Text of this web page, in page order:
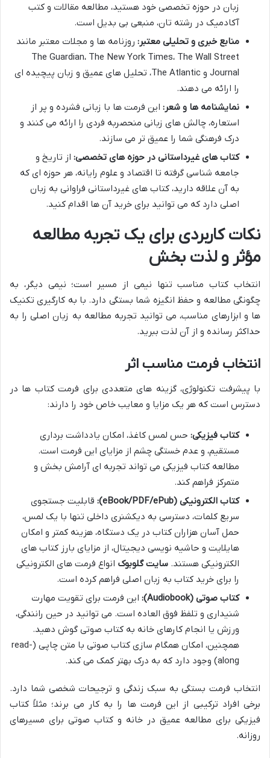
زبان در حوزه تخصصی خود هستید، مطالعه مقالات و کتب
آکادمیک در رشته تان، منبعی بی بدیل است.
منابع خبری و تحلیلی معتبر: روزنامه ها و مجلات معتبر مانند
The Guardian، The New York Times، The Wall Street
Journal و The Atlantic، تحلیل های عمیق و زبان پیچیده ای
را ارائه می دهند.
نمایشنامه ها و شعر: این فرمت ها با زبانی فشرده و پر از
استعاره، چالش های زبانی منحصربه فردی را ارائه می کنند و
درک فرهنگی شما را عمیق تر می سازند.
کتاب های غیرداستانی در حوزه های تخصصی: از تاریخ و
جامعه شناسی گرفته تا اقتصاد و علوم رایانه، هر حوزه ای که
به آن علاقه دارید، کتاب های غیرداستانی فراوانی به زبان
اصلی دارد که می توانید برای خرید آن ها اقدام کنید.
نکات کاربردی برای یک تجربه مطالعه
مؤثر و لذت بخش
انتخاب کتاب مناسب تنها نیمی از مسیر است؛ نیمی دیگر، به
چگونگی مطالعه و حفظ انگیزه شما بستگی دارد. با به کارگیری تکنیک
ها و ابزارهای مناسب، می توانید تجربه مطالعه به زبان اصلی را به
حداکثر رسانده و از آن لذت ببرید.
انتخاب فرمت مناسب اثر
با پیشرفت تکنولوژی، گزینه های متعددی برای فرمت کتاب ها در
دسترس است که هر یک مزایا و معایب خاص خود را دارند:
کتاب فیزیکی: حس لمس کاغذ، امکان یادداشت برداری
مستقیم، و عدم خستگی چشم از مزایای این فرمت است.
مطالعه کتاب فیزیکی می تواند تجربه ای آرامش بخش و
متمرکز فراهم کند.
کتاب الکترونیکی (eBook/PDF/ePub):
قابلیت جستجوی
سریع کلمات، دسترسی به دیکشنری داخلی تنها با یک لمس،
حمل آسان هزاران کتاب در یک دستگاه، هزینه کمتر و امکان
هایلایت و حاشیه نویسی دیجیتال، از مزایای بارز کتاب های
الکترونیکی هستند. سایت گلوبوک انواع فرمت های الکترونیکی
را برای خرید کتاب به زبان اصلی فراهم کرده است.
کتاب صوتی (Audiobook):
این فرمت برای تقویت مهارت
شنیداری و تلفظ فوق العاده است. می توانید در حین رانندگی،
ورزش یا انجام کارهای خانه به کتاب صوتی گوش دهید.
همچنین، امکان همگام سازی کتاب صوتی با متن چاپی (read-
along) وجود دارد که به درک بهتر کمک می کند.
انتخاب فرمت بستگی به سبک زندگی و ترجیحات شخصی شما دارد.
برخی افراد ترکیبی از این فرمت ها را به کار می برند؛ مثلاً کتاب
فیزیکی برای مطالعه عمیق در خانه و کتاب صوتی برای مسیرهای
روزانه.